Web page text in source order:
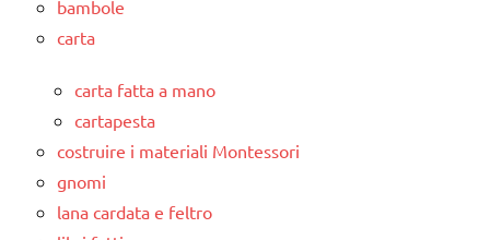
bambole
carta
carta fatta a mano
cartapesta
costruire i materiali Montessori
gnomi
lana cardata e feltro